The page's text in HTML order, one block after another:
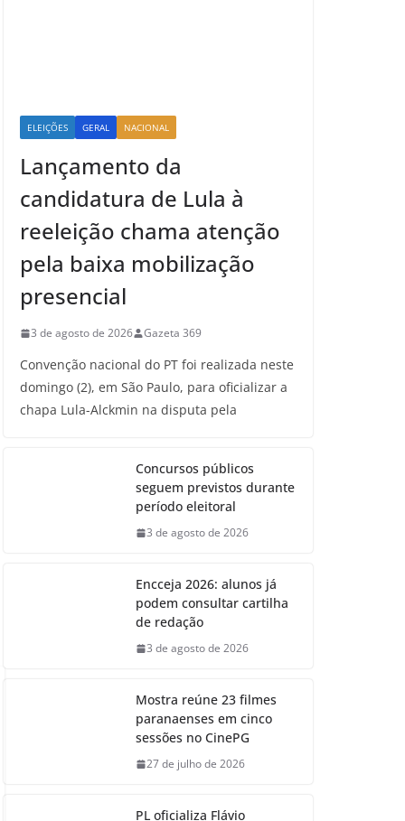
ELEIÇÕES GERAL NACIONAL
Lançamento da
candidatura de Lula à
reeleição chama atenção
pela baixa mobilização
presencial
3 de agosto de 2026 Gazeta 369
Convenção nacional do PT foi realizada neste
domingo (2), em São Paulo, para oficializar a
chapa Lula-Alckmin na disputa pela
Concursos públicos
seguem previstos durante
período eleitoral
3 de agosto de 2026
Encceja 2026: alunos já
podem consultar cartilha
de redação
3 de agosto de 2026
Mostra reúne 23 filmes
paranaenses em cinco
sessões no CinePG
27 de julho de 2026
PL oficializa Flávio